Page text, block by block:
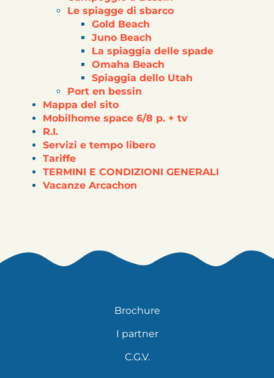
Le spiagge di sbarco
Gold Beach
Juno Beach
La spiaggia delle spade
Omaha Beach
Spiaggia dello Utah
Port en bessin
Mappa del sito
Mobilhome space 6/8 p. + tv
R.I.
Servizi e tempo libero
Tariffe
TERMINI E CONDIZIONI GENERALI
Vacanze Arcachon
Brochure
I partner
C.G.V.